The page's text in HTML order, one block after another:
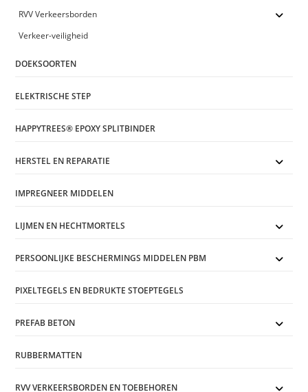
RVV Verkeersborden
Verkeer-veiligheid
DOEKSOORTEN
ELEKTRISCHE STEP
HAPPYTREES® EPOXY SPLITBINDER
HERSTEL EN REPARATIE
IMPREGNEER MIDDELEN
LIJMEN EN HECHTMORTELS
PERSOONLIJKE BESCHERMINGS MIDDELEN PBM
PIXELTEGELS EN BEDRUKTE STOEPTEGELS
PREFAB BETON
RUBBERMATTEN
RVV VERKEERSBORDEN EN TOEBEHOREN